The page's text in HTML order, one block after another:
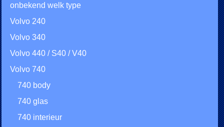
onbekend welk type
Volvo 240
Volvo 340
Volvo 440 / S40 / V40
Volvo 740
740 body
740 glas
740 interieur